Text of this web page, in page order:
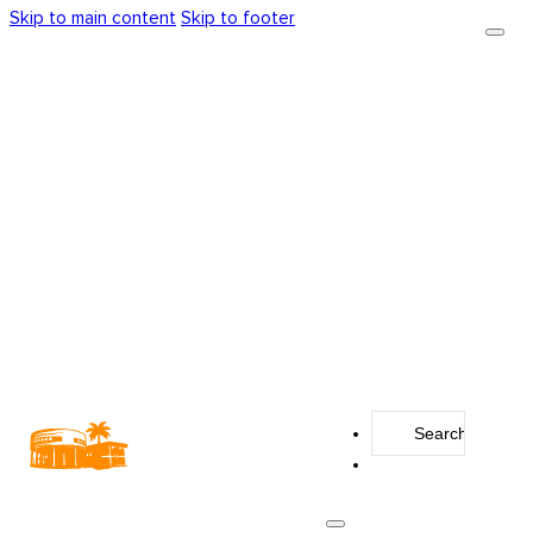
Skip to main content Skip to footer